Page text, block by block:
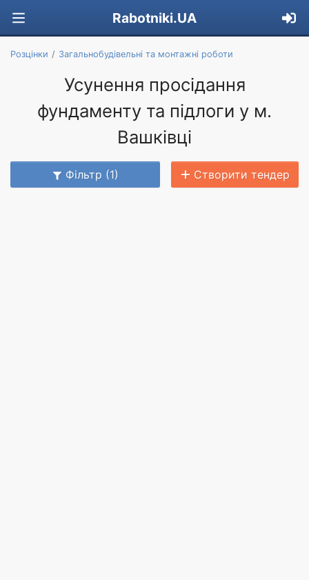
Rabotniki.UA
Розцінки Загальнобудівельні та монтажні роботи
Усунення просідання
фундаменту та підлоги у м.
Вашківці
Фільтр (1) Створити тендер